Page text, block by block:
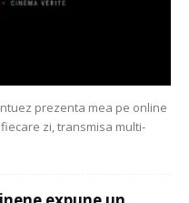
prezenta mea pe online
zi, transmisa multi-